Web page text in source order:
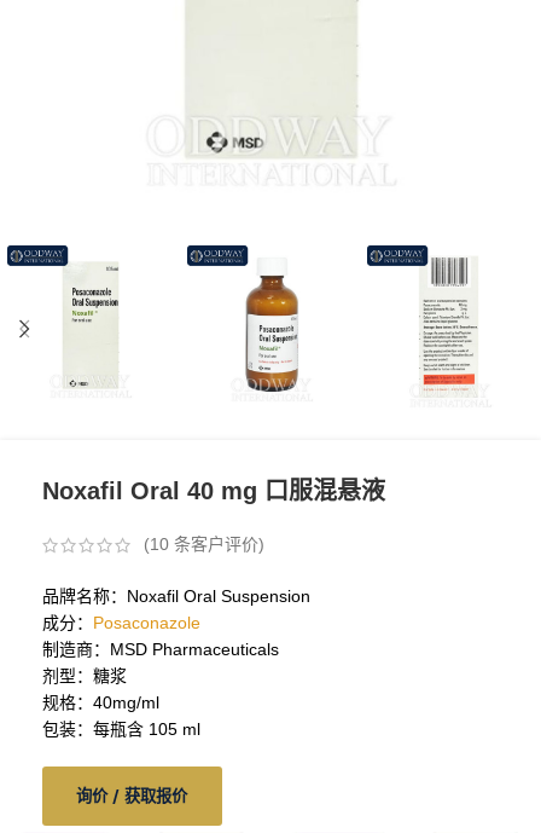
Noxafil Oral 40 mg 口服混悬液
(10 条客户评价)
品牌名称：Noxafil Oral Suspension
成分： Posaconazole
制造商：MSD Pharmaceuticals
剂型：糖浆
规格：40mg/ml
包装：每瓶含 105 ml
询价 / 获取报价